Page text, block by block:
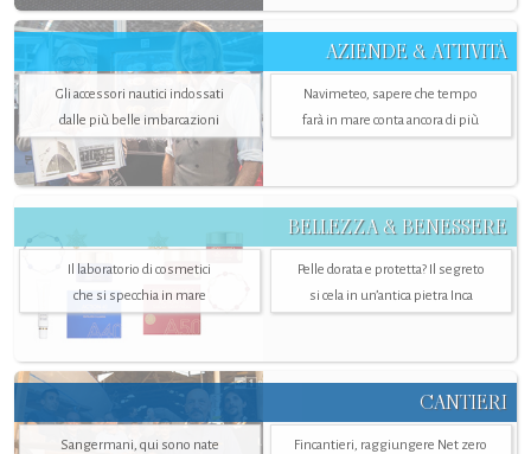
AZIENDE & ATTIVITÀ
Gli accessori nautici indossati
dalle più belle imbarcazioni
Navimeteo, sapere che tempo
farà in mare conta ancora di più
BELLEZZA & BENESSERE
Il laboratorio di cosmetici
che si specchia in mare
Pelle dorata e protetta? Il segreto
si cela in un’antica pietra Inca
CANTIERI
Sangermani, qui sono nate
Fincantieri, raggiungere Net zero